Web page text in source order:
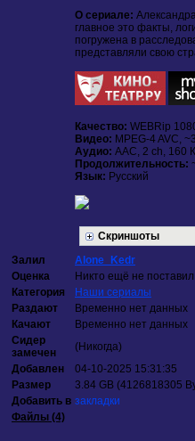
О сериале:
главное это факты,
погружена в
представляли свою
Качество: WEBRip
Видео: MPEG-4 AVC,
Аудио: AAC, 2 ch, 160
Продолжительность:
Язык: Русский
Скриншоты
Залил
Alone_Kedr
Оценка
Никто ещё не
Категория
Наши сериалы
Раздают
Временно нет данных
Качают
Временно нет данных
Сидер
замечен
(Никогда)
Добавлен
04-10-2025 15:31:35
Размер
3.84 GB (4126818305
Добавить в закладки
Файлы (4)